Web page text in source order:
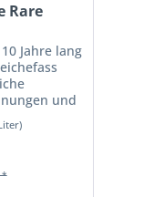
Rare
Jahre lang
und
stammt
*